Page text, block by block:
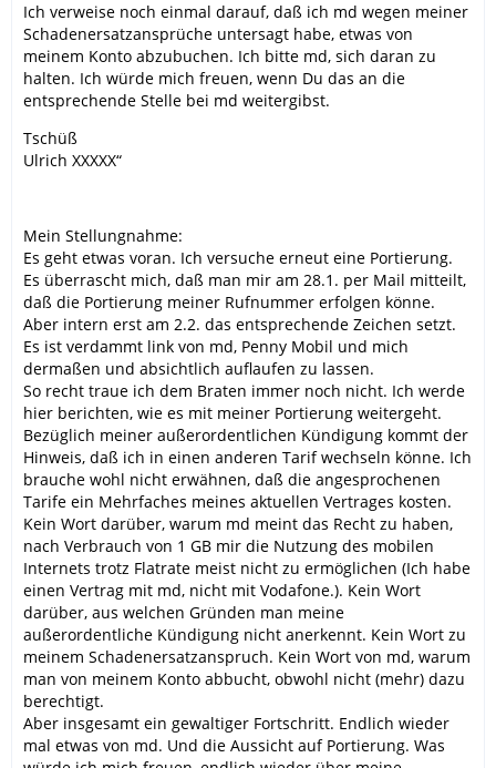
Ich verweise noch einmal darauf, daß ich md wegen meiner
Schadenersatzansprüche untersagt habe, etwas von
meinem Konto abzubuchen. Ich bitte md, sich daran zu
halten. Ich würde mich freuen, wenn Du das an die
entsprechende Stelle bei md weitergibst.
Tschüß
Ulrich XXXXX“
Mein Stellungnahme:
Es geht etwas voran. Ich versuche erneut eine Portierung.
Es überrascht mich, daß man mir am 28.1. per Mail mitteilt,
daß die Portierung meiner Rufnummer erfolgen könne.
Aber intern erst am 2.2. das entsprechende Zeichen setzt.
Es ist verdammt link von md, Penny Mobil und mich
dermaßen und absichtlich auflaufen zu lassen.
So recht traue ich dem Braten immer noch nicht. Ich werde
hier berichten, wie es mit meiner Portierung weitergeht.
Bezüglich meiner außerordentlichen Kündigung kommt der
Hinweis, daß ich in einen anderen Tarif wechseln könne. Ich
brauche wohl nicht erwähnen, daß die angesprochenen
Tarife ein Mehrfaches meines aktuellen Vertrages kosten.
Kein Wort darüber, warum md meint das Recht zu haben,
nach Verbrauch von 1 GB mir die Nutzung des mobilen
Internets trotz Flatrate meist nicht zu ermöglichen (Ich habe
einen Vertrag mit md, nicht mit Vodafone.). Kein Wort
darüber, aus welchen Gründen man meine
außerordentliche Kündigung nicht anerkennt. Kein Wort zu
meinem Schadenersatzanspruch. Kein Wort von md, warum
man von meinem Konto abbucht, obwohl nicht (mehr) dazu
berechtigt.
Aber insgesamt ein gewaltiger Fortschritt. Endlich wieder
mal etwas von md. Und die Aussicht auf Portierung. Was